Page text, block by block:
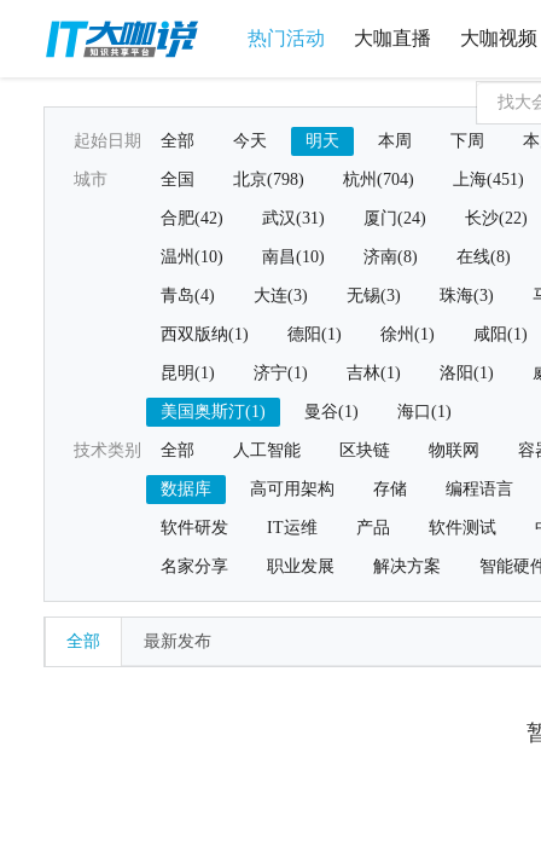
热门活动 大咖直播 大咖视频
起始日期 全部 今天 明天 本周 下周
城市 全国 北京(798) 杭州(704) 上海(451)
合肥(42) 武汉(31) 厦门(24) 长沙(22)
温州(10) 南昌(10) 济南(8) 在线(8)
青岛(4) 大连(3) 无锡(3) 珠海(3)
西双版纳(1) 德阳(1) 徐州(1) 咸阳(1)
昆明(1) 济宁(1) 吉林(1) 洛阳(1)
美国奥斯汀(1) 曼谷(1) 海口(1)
技术类别 全部 人工智能 区块链 物联网 容
数据库 高可用架构 存储 编程语言
软件研发 IT运维 产品 软件测试
名家分享 职业发展 解决方案 智能硬
全部 最新发布